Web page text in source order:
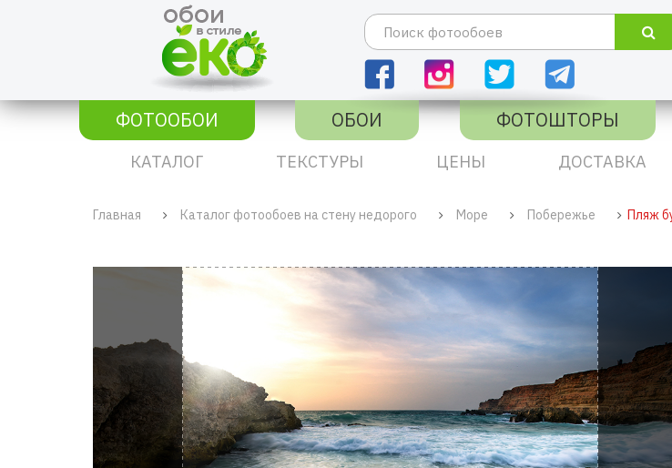
ФОТООБОИ
ОБОИ ФОТОШТОРЫ
КАТАЛОГ ТЕКСТУРЫ ЦЕНЫ ДОСТАВКА
Главная Каталог фотообоев на стену недорого Море Побережье Пляж